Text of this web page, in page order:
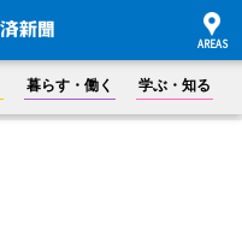
暮らす・働く 学ぶ・知る